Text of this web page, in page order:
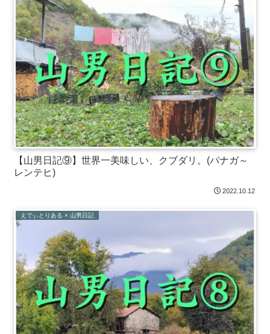
【山男日記⑨】世界一美味しい、クブダリ。(パナガ～
レンテヒ)
2022.10.12
えでぃとりある × 山男日記